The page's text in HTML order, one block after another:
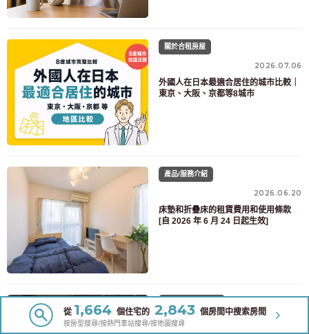
關於合租房屋
2026.07.06
外國人在日本最適合居住的城市比較｜
東京、大阪、京都等8城市
產品/服務介紹
2026.06.20
床墊和折疊床的租賃費用和使用條款
[自 2026 年 6 月 24 日起生效]
2026.01.08
從 1,664 個住宅的 2,843 個房間中搜索房間
按房型搜尋/按熱門車站搜尋/按地圖搜尋